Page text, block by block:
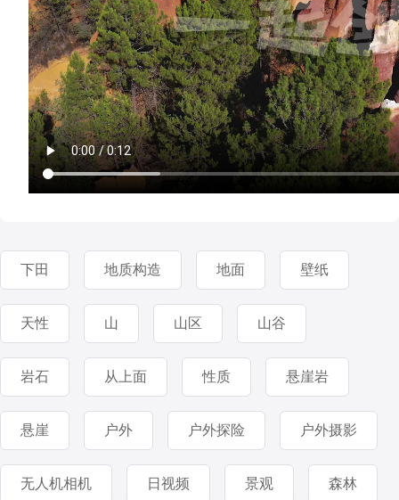
下田 地质构造 地面 壁纸
天性 山 山区 山谷
岩石 从上面 性质 悬崖岩
悬崖 户外 户外探险 户外摄影
无人机相机 日视频 景观 森林